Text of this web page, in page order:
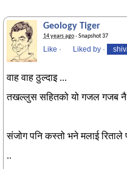
Geology Tiger
14 years ago· Snapshot 37
Like · Liked by ·
वाह वाह ठुल्दाइ ...
तखल्लुस सहितको यो गजल गजब
संजोग पनि कस्तो भने मलाई रिताले
..